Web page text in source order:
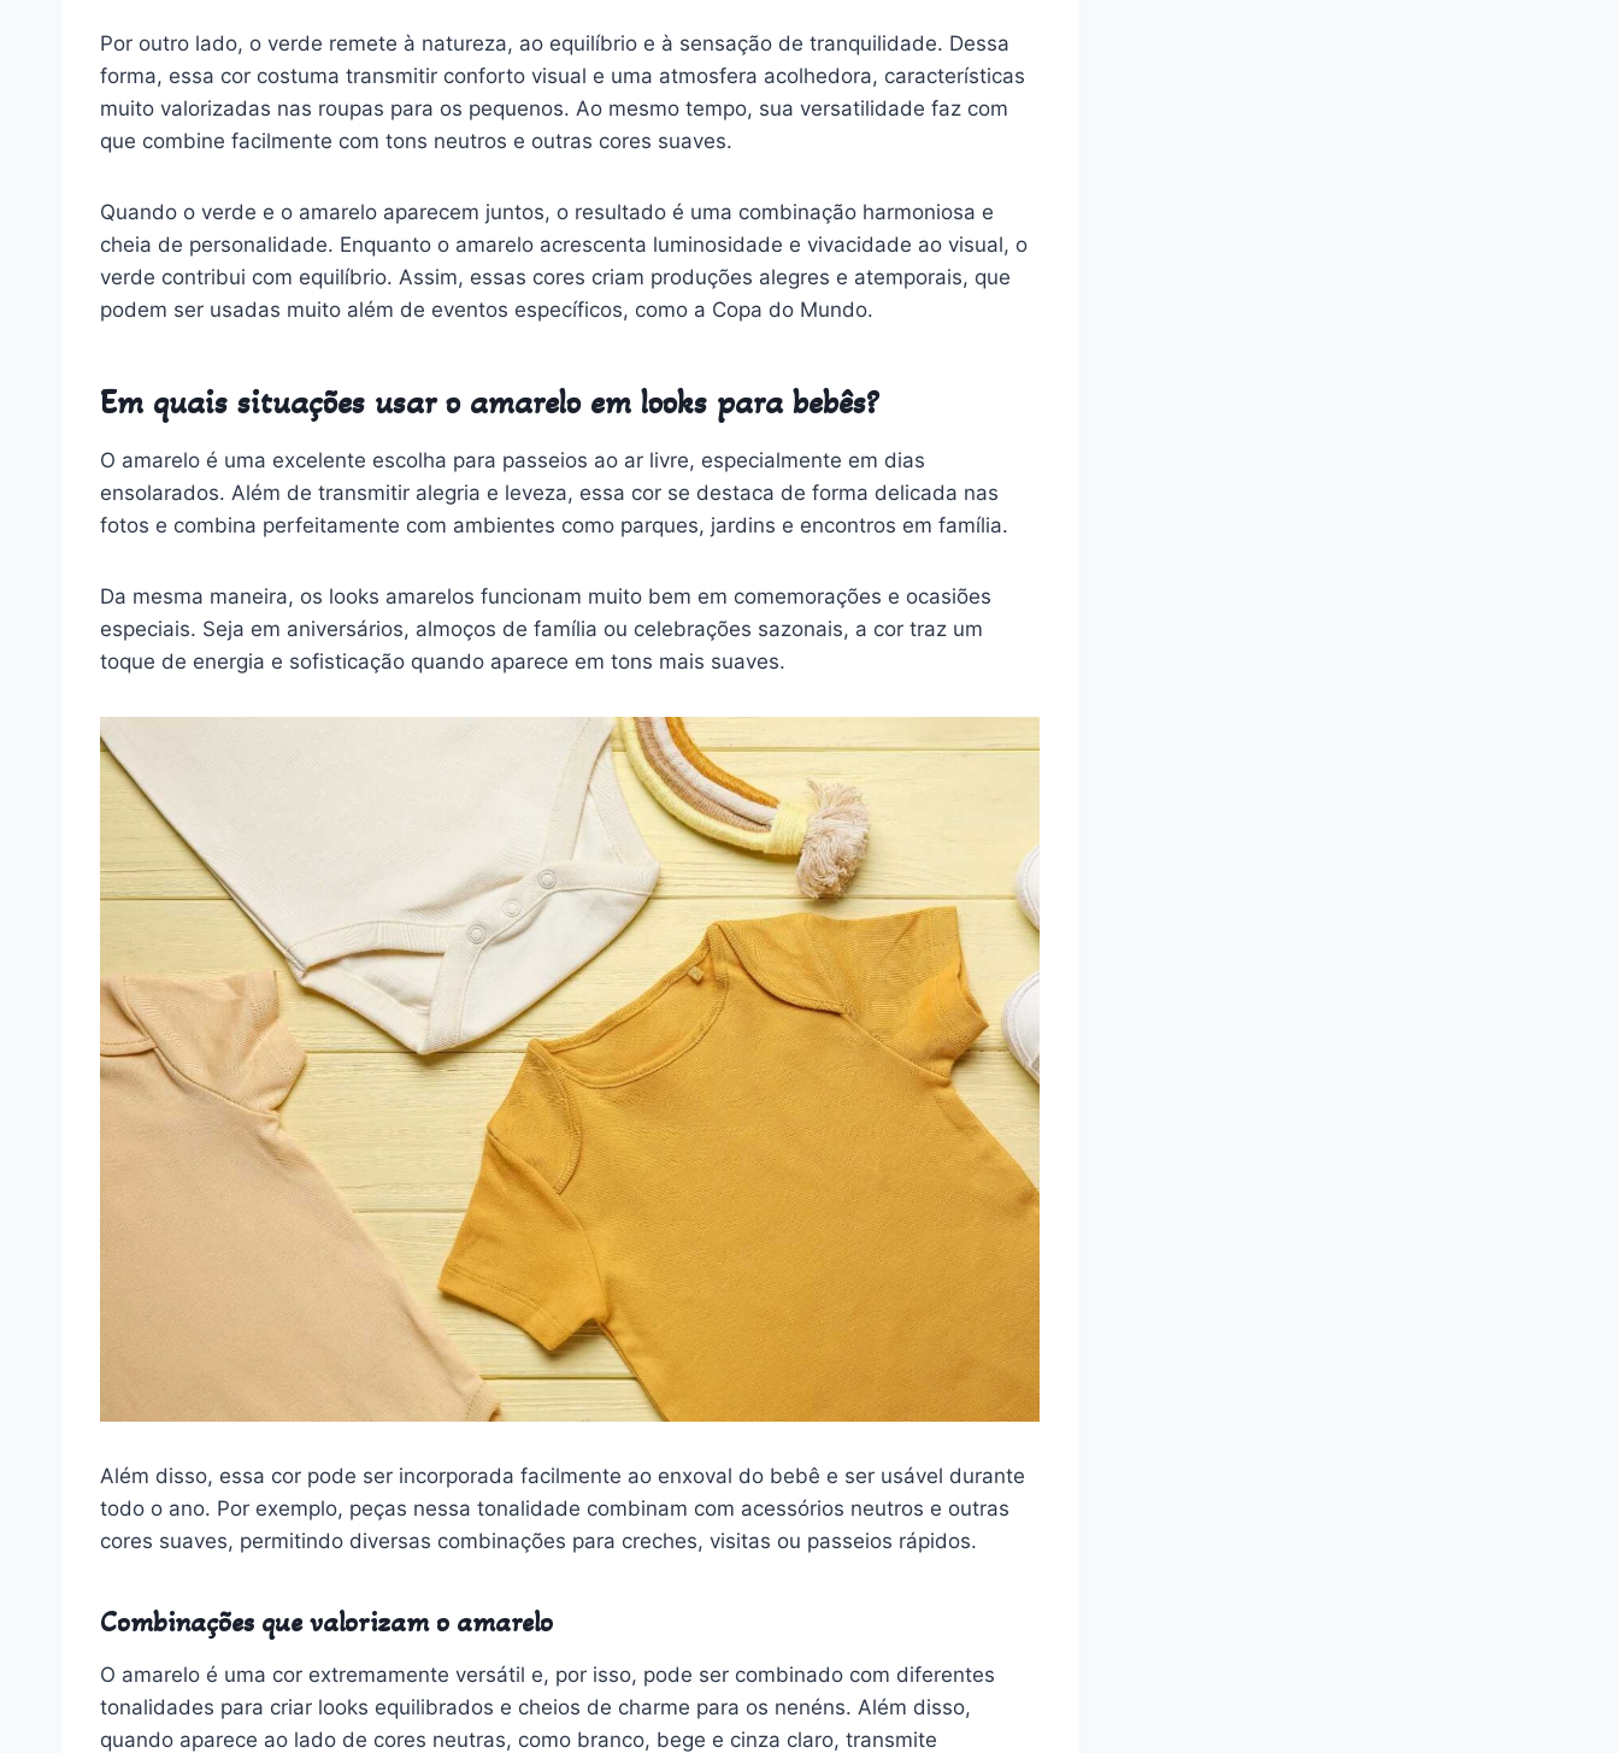
Por outro lado, o verde remete à natureza, ao equilíbrio e à sensação de tranquilidade. Dessa
forma, essa cor costuma transmitir conforto visual e uma atmosfera acolhedora, características
muito valorizadas nas roupas para os pequenos. Ao mesmo tempo, sua versatilidade faz com
que combine facilmente com tons neutros e outras cores suaves.
Quando o verde e o amarelo aparecem juntos, o resultado é uma combinação harmoniosa e
cheia de personalidade. Enquanto o amarelo acrescenta luminosidade e vivacidade ao visual, o
verde contribui com equilíbrio. Assim, essas cores criam produções alegres e atemporais, que
podem ser usadas muito além de eventos específicos, como a Copa do Mundo.
Em quais situações usar o amarelo em looks para bebês?
O amarelo é uma excelente escolha para passeios ao ar livre, especialmente em dias
ensolarados. Além de transmitir alegria e leveza, essa cor se destaca de forma delicada nas
fotos e combina perfeitamente com ambientes como parques, jardins e encontros em família.
Da mesma maneira, os looks amarelos funcionam muito bem em comemorações e ocasiões
especiais. Seja em aniversários, almoços de família ou celebrações sazonais, a cor traz um
toque de energia e sofisticação quando aparece em tons mais suaves.
Além disso, essa cor pode ser incorporada facilmente ao enxoval do bebê e ser usável durante
todo o ano. Por exemplo, peças nessa tonalidade combinam com acessórios neutros e outras
cores suaves, permitindo diversas combinações para creches, visitas ou passeios rápidos.
Combinações que valorizam o amarelo
O amarelo é uma cor extremamente versátil e, por isso, pode ser combinado com diferentes
tonalidades para criar looks equilibrados e cheios de charme para os nenéns. Além disso,
quando aparece ao lado de cores neutras, como branco, bege e cinza claro, transmite